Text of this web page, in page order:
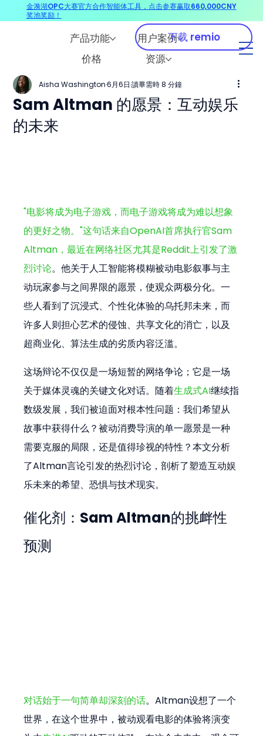
产品功能
用户案例
价格
资源
下载 remio
Sam Altman 的愿景：互动娱乐
的未来
Aisha Washington 6月6日 讀畢需時 8 分鐘
"电影将成为电子游戏，而电子游戏将成为难以想象
的更好之物。"这句话来自OpenAI首席执行官Sam
Altman，最近在网络社区尤其是Reddit上引发了激
烈讨论。他关于人工智能将模糊被动电影叙事与主
动玩家参与之间界限的愿景，使观众两极分化。一
些人看到了沉浸式、个性化体验的乌托邦未来，而
许多人则担心艺术的侵蚀、共享文化的消亡，以及
超商业化、算法生成的劣质内容泛滥。
这场辩论不仅仅是一场短暂的网络争论；它是一场
关于媒体灵魂的关键文化对话。随着生成式AI继续指
数级发展，我们被迫面对根本性问题：我们希望从
故事中获得什么？被动消费导演的单一愿景是一种
需要克服的局限，还是值得珍视的特性？本文分析
了Altman言论引发的热烈讨论，剖析了塑造互动娱
乐未来的希望、恐惧与技术现实。
催化剂：Sam Altman的挑衅性
预测
对话始于一句简单却深刻的话。Altman设想了一个
世界，在这个世界中，被动观看电影的体验将演变
金漪湖OPC大赛官方合作智能体工具，点击参赛赢取660,000CNY
奖池奖励！